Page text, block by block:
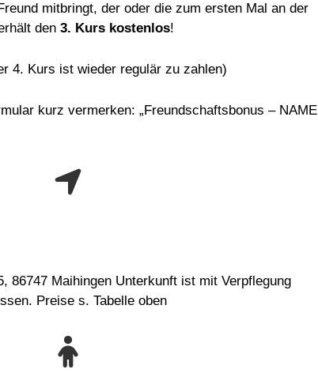
mitbringt, der oder die zum ersten Mal an der
den 3. Kurs kostenlos!
4. Kurs ist wieder regulär zu zahlen)
kurz vermerken: „Freundschaftsbonus – NAME
86747 Maihingen Unterkunft ist mit Verpflegung
Preise s. Tabelle oben